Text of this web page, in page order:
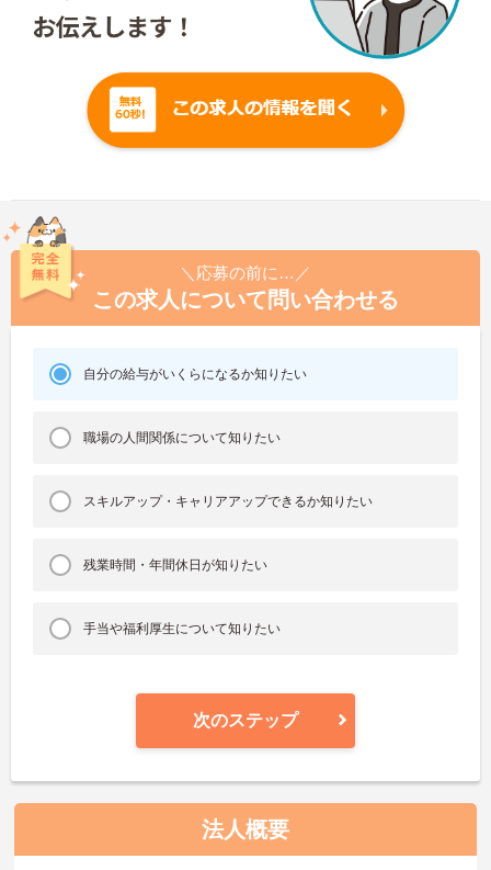
＼応募の前に…／
この求人について問い合わせる
自分の給与がいくらになるか知りたい
職場の人間関係について知りたい
スキルアップ・キャリアアップできるか知りたい
残業時間・年間休日が知りたい
手当や福利厚生について知りたい
次のステップ
法人概要